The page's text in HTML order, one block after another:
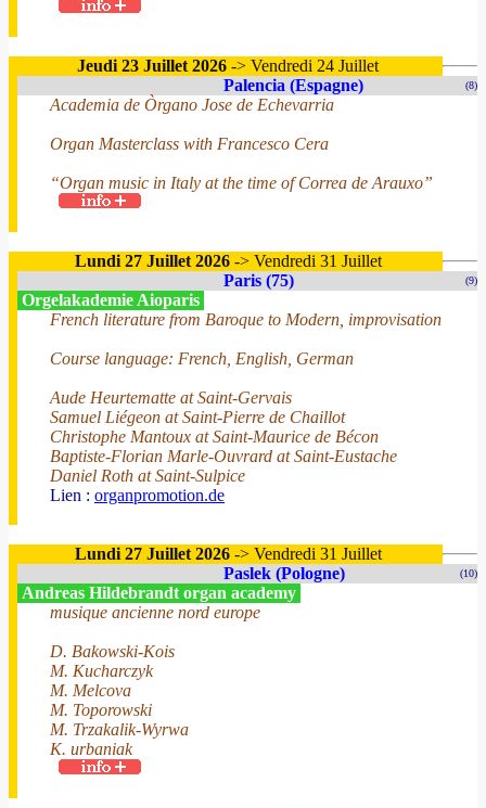
Jeudi 23 Juillet 2026 -> Vendredi 24 Juillet
Palencia (Espagne)
(8)
Academia de Òrgano Jose de Echevarria
Organ Masterclass with Francesco Cera
“Organ music in Italy at the time of Correa de Arauxo”
Lundi 27 Juillet 2026-> Vendredi 31 Juillet
Paris (75)
(9)
Orgelakademie Aioparis
French literature from Baroque to Modern, improvisation
Course language: French, English, German
Aude Heurtematte at Saint-Gervais
Samuel Liégeon at Saint-Pierre de Chaillot
Christophe Mantoux at Saint-Maurice de Bécon
Baptiste-Florian Marle-Ouvrard at Saint-Eustache
Daniel Roth at Saint-Sulpice
Lien : organpromotion.de
Lundi 27 Juillet 2026-> Vendredi 31 Juillet
Paslek (Pologne)
(10)
Andreas Hildebrandt organ academy
musique ancienne nord europe
D. Bakowski-Kois
M. Kucharczyk
M. Melcova
M. Toporowski
M. Trzakalik-Wyrwa
K. urbaniak